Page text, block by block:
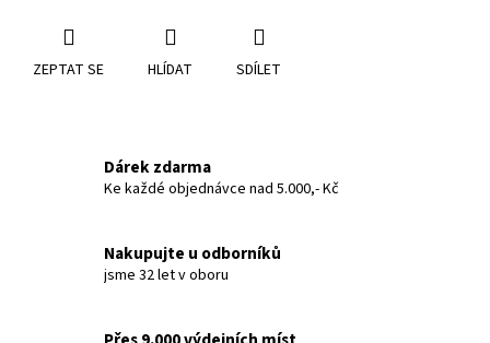
ZEPTAT SE HLÍDAT SDÍLET
Dárek zdarma
Ke každé objednávce nad 5.000,- Kč
Nakupujte u odborníků
jsme 32 let v oboru